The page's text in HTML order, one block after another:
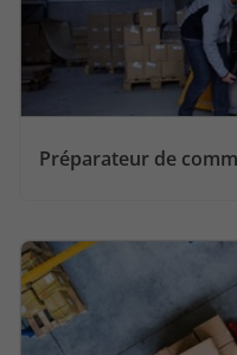
Préparateur de